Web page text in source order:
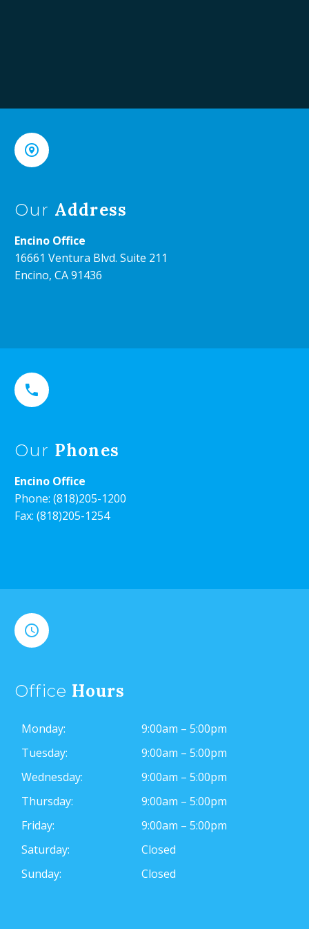


Our Address
Encino Office
16661 Ventura Blvd. Suite 211
Encino, CA 91436


Our Phones
Encino Office
Phone: (818)205-1200
Fax: (818)205-1254


Office Hours
Monday:
9:00am – 5:00pm
Tuesday:
9:00am – 5:00pm
Wednesday:
9:00am – 5:00pm
Thursday:
9:00am – 5:00pm
Friday:
9:00am – 5:00pm
Saturday:
Closed
Sunday:
Closed